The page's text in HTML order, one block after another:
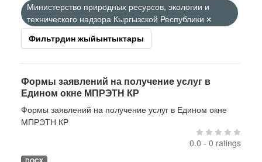
Министерство природных ресурсов, экологии и
технического надзора Кыргызской Республики
Фильтрдин жыйынтыктары
Формы заявлений на получение услуг в
Едином окне МПРЭТН КР
Формы заявлений на получение услуг в Едином окне
МПРЭТН КР
0.0 - 0 ratings